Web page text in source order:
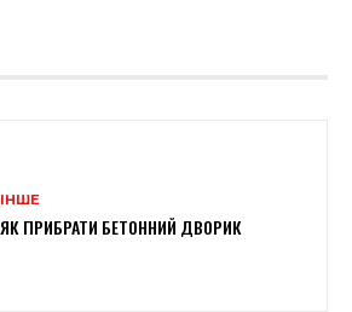
ІНШЕ
ЯК ПРИБРАТИ БЕТОННИЙ ДВОРИК